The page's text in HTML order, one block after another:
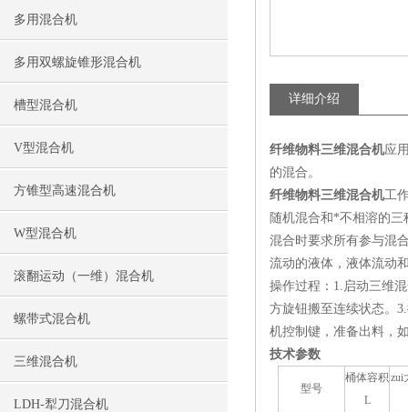
多用混合机
多用双螺旋锥形混合机
槽型混合机
V型混合机
方锥型高速混合机
W型混合机
滚翻运动（一维）混合机
螺带式混合机
三维混合机
LDH-犁刀混合机
详细介绍
纤维物料三维混合机应
的混合。
纤维物料三维混合机工
随机混合和*不相溶的
混合时要求所有参与混
流动的液体，液体流动
操作过程：1.启动三维
方旋钮搬至连续状态。3.
机控制键，准备出料，
技术参数
型号
桶体容积
L
zui